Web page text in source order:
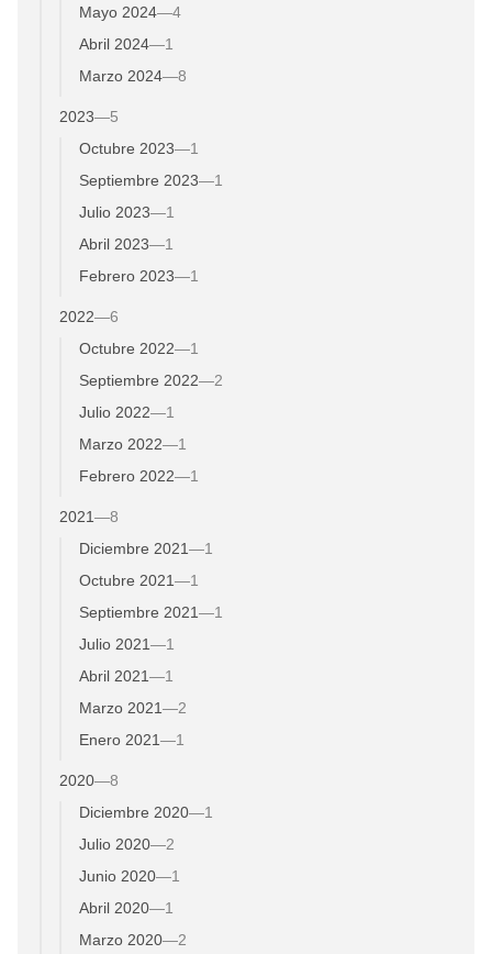
Mayo 2024—4
Abril 2024—1
Marzo 2024—8
2023—5
Octubre 2023—1
Septiembre 2023—1
Julio 2023—1
Abril 2023—1
Febrero 2023—1
2022—6
Octubre 2022—1
Septiembre 2022—2
Julio 2022—1
Marzo 2022—1
Febrero 2022—1
2021—8
Diciembre 2021—1
Octubre 2021—1
Septiembre 2021—1
Julio 2021—1
Abril 2021—1
Marzo 2021—2
Enero 2021—1
2020—8
Diciembre 2020—1
Julio 2020—2
Junio 2020—1
Abril 2020—1
Marzo 2020—2